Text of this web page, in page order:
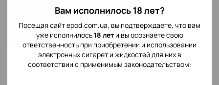
Вам исполнилось 18 лет?
Посещая сайт epod.com.ua, вы подтверждаете, что вам
уже исполнилось18 лети вы осознаёте свою
ответственность при приобретении и использовании
электронных сигарет и жидкостей для них в
соответствии с применимым законодательством:
Отзывы